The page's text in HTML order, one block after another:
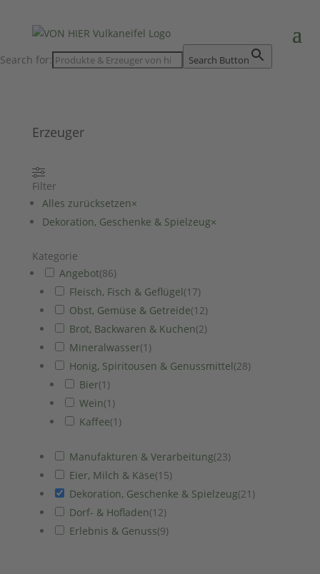
Search for: Search Button
Erzeuger
Filter
Alles zurücksetzen×
Dekoration, Geschenke & Spielzeug×
Kategorie
Angebot(86)
Fleisch, Fisch & Geflügel(17)
Obst, Gemüse & Getreide(12)
Brot, Backwaren & Kuchen(2)
Mineralwasser(1 )
Honig, Spiritousen & Genussmittel(28)
Bier(1 )
Wein(1 )
Kaffee(1 )
Manufakturen & Verarbeitung(23)
Eier, Milch & Käse(15)
Dekoration, Geschenke & Spielzeug(21 )
Dorf- & Hofladen(12)
Erlebnis & Genuss(9)